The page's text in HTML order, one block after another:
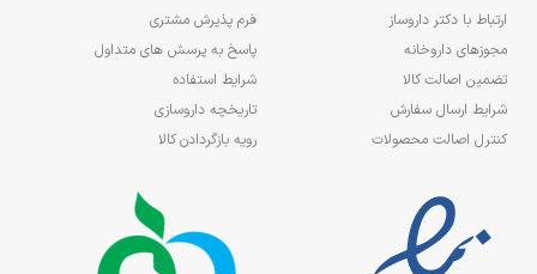
ارتباط با دکتر داروساز
مجوزهای داروخانه
تضمین اصالت کالا
شرایط ارسال سفارش
کنترل اصالت محصولات
فرم پذیرش مشتری
پاسخ به پرسش های متداول
شرایط استفاده
تاریخچه داروسازی
رویه بازگردادن کالا